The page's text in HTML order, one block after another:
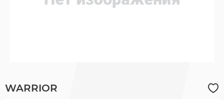
WARRIOR